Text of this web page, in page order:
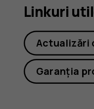
Linkuri
Actualizări
Garanția